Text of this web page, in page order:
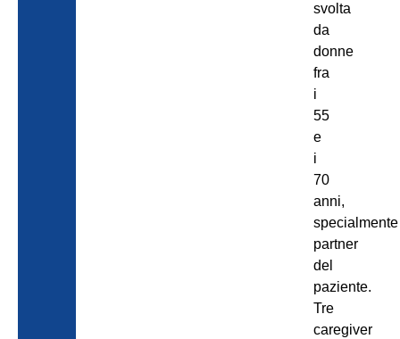
svolta
da
donne
fra
i
55
e
i
70
anni,
specialmente
partner
del
paziente.
Tre
caregiver